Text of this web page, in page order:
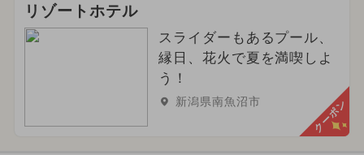
リゾートホテル
スライダーもあるプール、
縁日、花火で夏を満喫しよ
う！
新潟県南魚沼市 クーポン